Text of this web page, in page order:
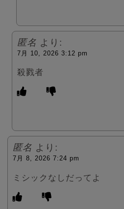
匿名 より:
7月 10, 2026 3:12 pm
殺戮者
匿名 より:
7月 8, 2026 7:24 pm
ミシックなしだってよ